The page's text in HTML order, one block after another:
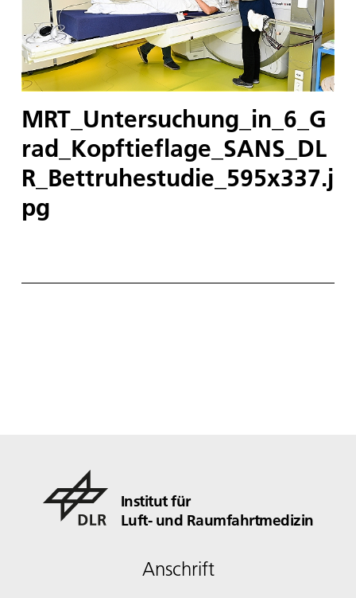
MRT_Untersuchung_in_6_G
rad_Kopftieflage_SANS_DL
R_Bettruhestudie_595x337.j
pg
Institut für
Luft- und Raumfahrtmedizin
Anschrift